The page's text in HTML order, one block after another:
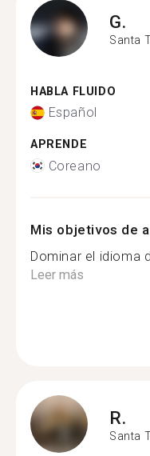
G.
Santa
HABLA FLUIDO
Español
APRENDE
Coreano
Mis objetivos de
Dominar el idioma
Leer más
R.
Santa